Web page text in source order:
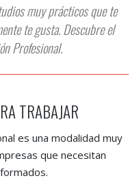
muy prácticos que te
te gusta. Descubre el
Profesional.
TRABAJAR
es una modalidad muy
que necesitan